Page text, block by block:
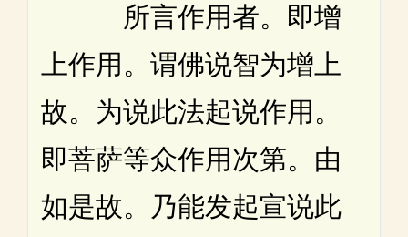
所言作用者。即增
上作用。谓佛说智为增上
故。为说此法起说作用。
即菩萨等众作用次第。由
如是故。乃能发起宣说此